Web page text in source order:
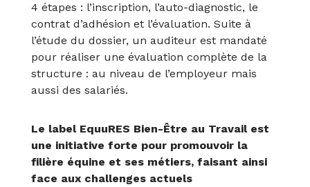
4 étapes : l’inscription, l’auto-diagnostic, le
contrat d’adhésion et l’évaluation. Suite à
l’étude du dossier, un auditeur est mandaté
pour réaliser une évaluation complète de la
structure : au niveau de l’employeur mais
aussi des salariés.
Le label EquuRES Bien-Être au Travail est
une initiative forte pour promouvoir la
filière équine et ses métiers, faisant ainsi
face aux challenges actuels